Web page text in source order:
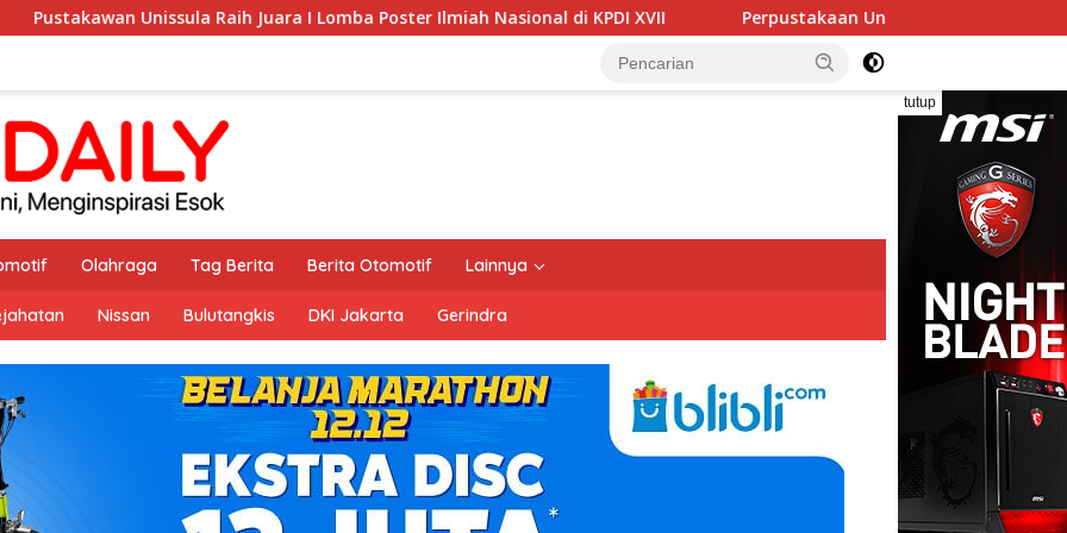
Raih Juara I Lomba Poster Ilmiah Nasional di KPDI XVII Perpustakaan Unissula Terpilih Menjadi Tuan Rumah KPDI XIX
tutup
Olahraga Tag Berita Berita Otomotif Lainnya
Nissan Bulutangkis DKI Jakarta Gerindra